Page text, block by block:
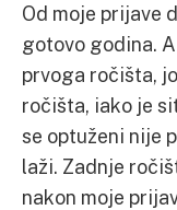
Od moje prijave
gotovo godina.
prvoga ročišta,
ročišta, iako je
se optuženi nije
laži. Zadnje
nakon moje